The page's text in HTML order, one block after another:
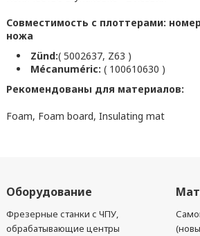
Совместимость с плоттерами:
ножа
Zünd:( 5002637, Z63 )
Mécanuméric: ( 100610630 )
Рекомендованы для материалов:
Foam, Foam board, Insulating mat
Оборудование
Фрезерные станки с ЧПУ,
обрабатывающие центры